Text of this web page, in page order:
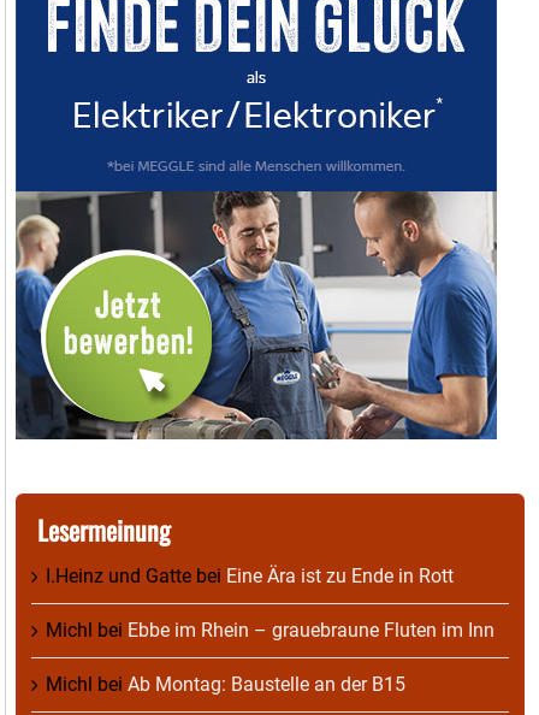
Lesermeinung
I.Heinz und Gatte bei Eine Ära ist zu Ende in Rott
Michl bei Ebbe im Rhein – grauebraune Fluten im Inn
Michl bei Ab Montag: Baustelle an der B15